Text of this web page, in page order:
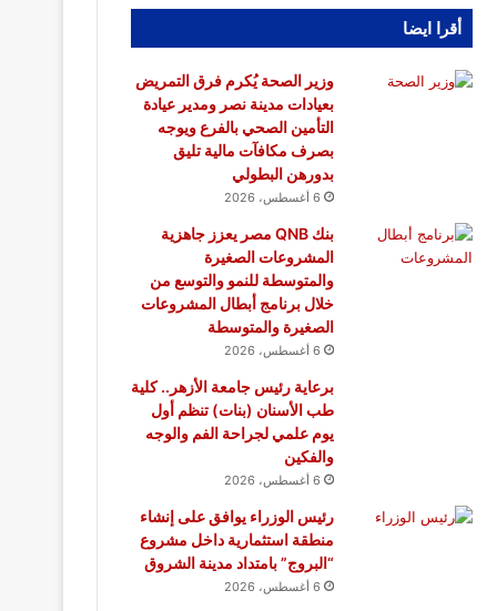
أقرا ايضا
وزير الصحة يُكرم فرق التمريض
بعيادات مدينة نصر ومدير عيادة
التأمين الصحي بالفرع ويوجه
بصرف مكافآت مالية تليق
بدورهن البطولي
6 أغسطس، 2026
بنك QNB مصر يعزز جاهزية
المشروعات الصغيرة
والمتوسطة للنمو والتوسع من
خلال برنامج أبطال المشروعات
الصغيرة والمتوسطة
6 أغسطس، 2026
برعاية رئيس جامعة الأزهر.. كلية
طب الأسنان (بنات) تنظم أول
يوم علمي لجراحة الفم والوجه
والفكين
6 أغسطس، 2026
رئيس الوزراء يوافق على إنشاء
منطقة استثمارية داخل مشروع
“البروج” بامتداد مدينة الشروق
6 أغسطس، 2026